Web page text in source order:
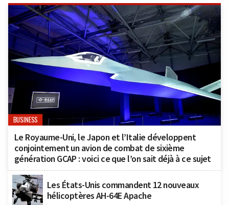
BUSINESS
Le Royaume-Uni, le Japon et l’Italie développent
conjointement un avion de combat de sixième
génération GCAP : voici ce que l’on sait déjà à ce sujet
Les États-Unis commandent 12 nouveaux
hélicoptères AH-64E Apache